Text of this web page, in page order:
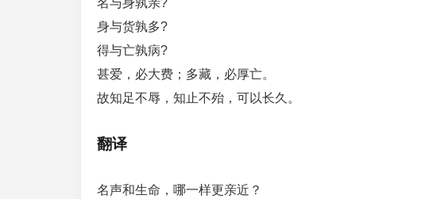
名与身孰亲?
身与货孰多?
得与亡孰病?
甚爱，必大费；多藏，必厚亡。
故知足不辱，知止不殆，可以长久。
翻译
名声和生命，哪一样更亲近？